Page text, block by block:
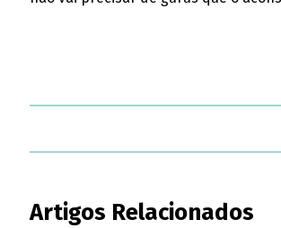
Artigos Relacionados